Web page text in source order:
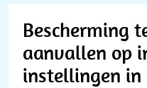
Bescherming
aanvallen op
instellingen in